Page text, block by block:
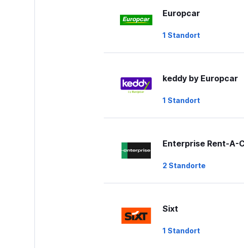
Europcar
1 Standort
keddy by Europcar
1 Standort
Enterprise Rent-A-
2 Standorte
Sixt
1 Standort